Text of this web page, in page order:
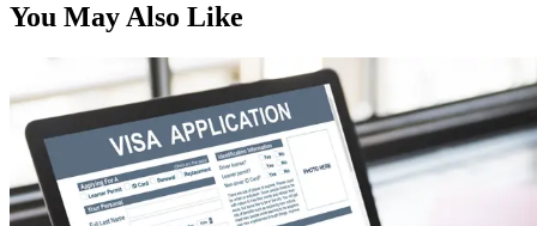
You May Also Like